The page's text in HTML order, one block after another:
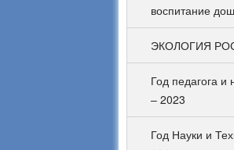
воспитание
ЭКОЛОГИЯ
Год педагога и
– 2023
Год Науки и